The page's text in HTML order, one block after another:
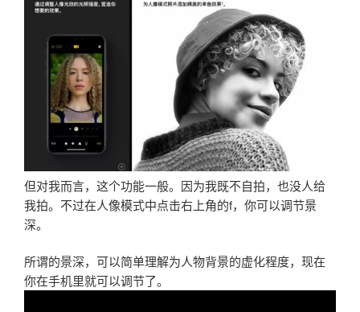
但对我而言，这个功能一般。因为我既不自拍，也没人给
我拍。不过在人像模式中点击右上角的f，你可以调节景
深。
所谓的景深，可以简单理解为人物背景的虚化程度，现在
你在手机里就可以调节了。